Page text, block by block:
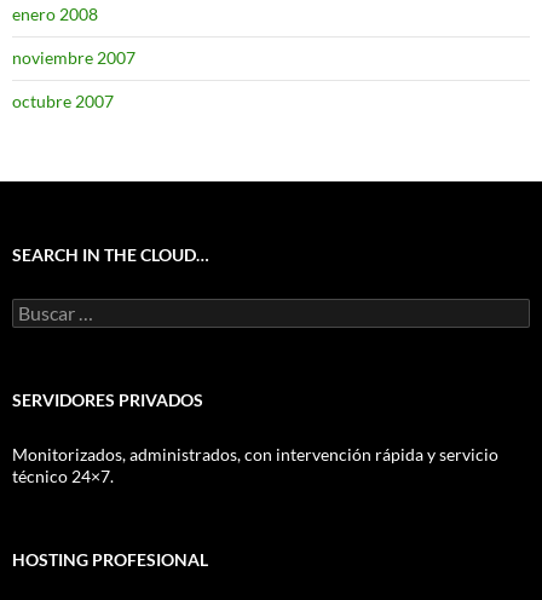
enero 2008
noviembre 2007
octubre 2007
SEARCH IN THE CLOUD…
Buscar:
SERVIDORES PRIVADOS
Monitorizados, administrados, con intervención rápida y servicio
técnico 24×7.
HOSTING PROFESIONAL